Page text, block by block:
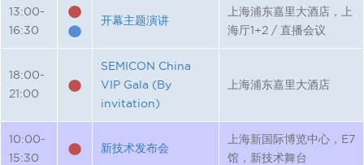
13:00-
16:30
开幕主题演讲
上海浦东嘉里大酒店，上
海厅1+2 / 直播会议
18:00-
21:00
SEMICON China
VIP Gala (By
invitation)
上海浦东嘉里大酒店
10:00-
15:30
新技术发布会
上海新国际博览中心，E7
馆，新技术舞台